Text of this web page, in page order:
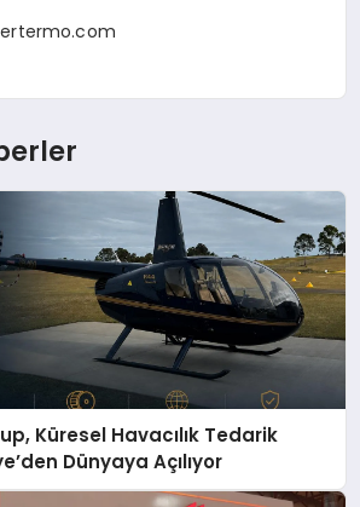
Küresel Havacılık Tedarik
Dünyaya Açılıyor